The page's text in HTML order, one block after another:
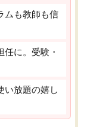
ムも教師も信
に。受験・
い放題の嬉し